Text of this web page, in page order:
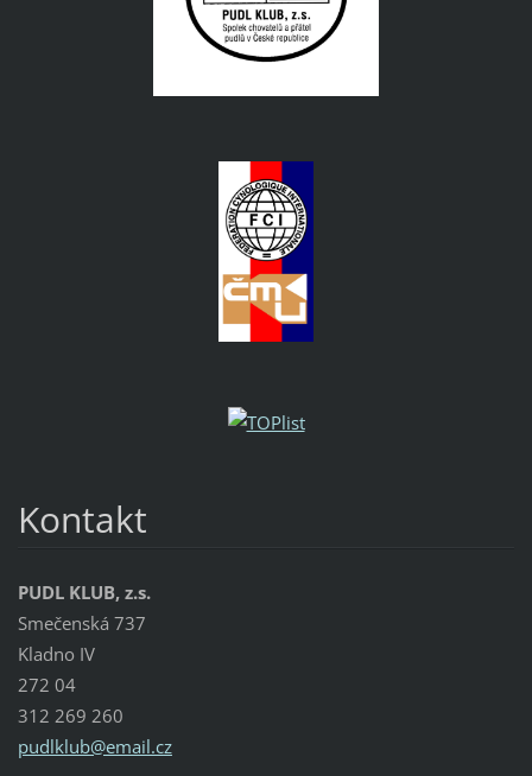
Kontakt
PUDL KLUB, z.s.
Smečenská 737
Kladno IV
272 04
312 269 260
pudlklub@email.cz